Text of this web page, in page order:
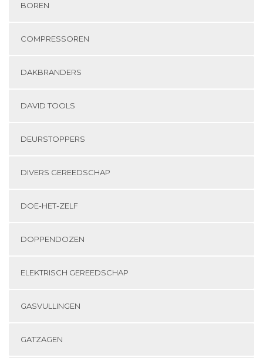
BOREN
COMPRESSOREN
DAKBRANDERS
DAVID TOOLS
DEURSTOPPERS
DIVERS GEREEDSCHAP
DOE-HET-ZELF
DOPPENDOZEN
ELEKTRISCH GEREEDSCHAP
GASVULLINGEN
GATZAGEN